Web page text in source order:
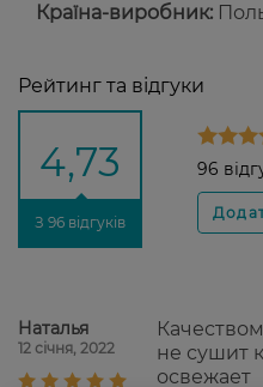
Країна-виробник:
Рейтинг та відгуки
4,73
З 96 відгуків
96
Наталья
12 січня, 2022
не сушит
освежает